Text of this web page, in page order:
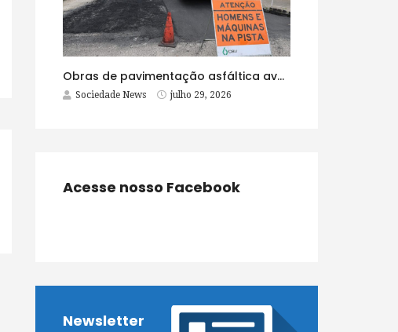
Obras de pavimentação asfáltica avançam no bairro Brasília e chegam a mais quatro ruas
Sociedade News julho 29, 2026
Acesse nosso Facebook
Newsletter